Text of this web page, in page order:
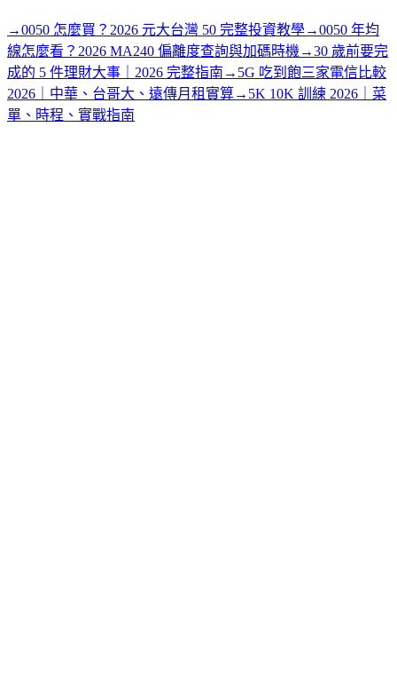
→0050 怎麼買？2026 元大台灣 50 完整投資教學→0050 年均
線怎麼看？2026 MA240 偏離度查詢與加碼時機 →30 歲前要完
成的 5 件理財大事｜2026 完整指南 → 5G 吃到飽三家電信比較
2026｜中華、台哥大、遠傳月租實算→ 5K 10K 訓練 2026｜菜
單、時程、實戰指南